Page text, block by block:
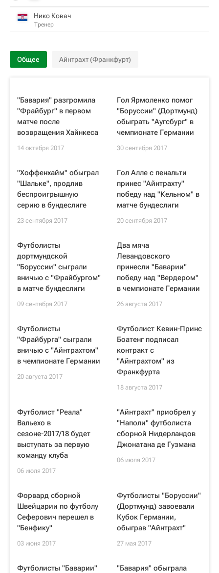
Нико Ковач
Тренер
Общее Айнтрахт (Франкфурт)
"Бавария" разгромила
"Фрайбург" в первом
матче после
возвращения Хайнкеса
14 октября 2017
Гол Ярмоленко помог
"Боруссии" (Дортмунд)
обыграть "Аугсбург" в
чемпионате Германии
30 сентября 2017
"Хоффенхайм" обыграл
"Шальке", продлив
беспроигрышную
серию в бундеслиге
23 сентября 2017
Гол Алле с пенальти
принес "Айнтрахту"
победу над "Кельном" в
матче бундеслиги
20 сентября 2017
Футболисты
дортмундской
"Боруссии" сыграли
вничью с "Фрайбургом"
в матче бундеслиги
09 сентября 2017
Два мяча
Левандовского
принесли "Баварии"
победу над "Вердером"
в чемпионате Германии
26 августа 2017
Футболисты
"Фрайбурга" сыграли
вничью с "Айнтрахтом"
в чемпионате Германии
20 августа 2017
Футболист Кевин-Принс
Боатенг подписал
контракт с
"Айнтрахтом" из
Франкфурта
18 августа 2017
Футболист "Реала"
Вальехо в
сезоне-2017/18 будет
выступать за первую
команду клуба
06 июля 2017
"Айнтрахт" приобрел у
"Наполи" футболиста
сборной Нидерландов
Джонатана де Гузмана
06 июля 2017
Форвард сборной
Швейцарии по футболу
Сеферович перешел в
"Бенфику"
03 июня 2017
Футболисты "Боруссии"
(Дортмунд) завоевали
Кубок Германии,
обыграв "Айнтрахт"
27 мая 2017
Футболисты "Баварии"
"Бавария" обыграла